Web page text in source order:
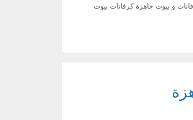
و بيوت جاهزة كرفانات بيوت